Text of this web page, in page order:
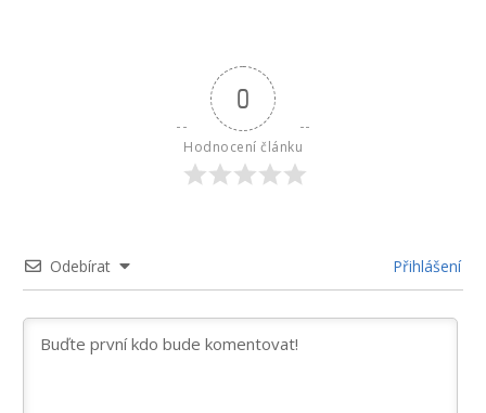
0
Hodnocení článku
Odebírat Přihlášení